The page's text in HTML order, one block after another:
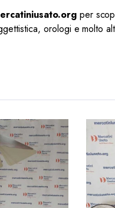
per
orologi e molto